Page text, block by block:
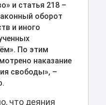
и статья 218 –
оборот
и иного
По этим
наказание
свободы», –
что деяния